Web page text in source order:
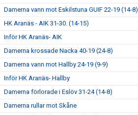
Damerna vann mot Eskilstuna GUIF 22-19 (14-8)
HK Aranäs - AIK 31-30. (14-15)
Inför HK Aranäs- AIK
Damerna krossade Nacka 40-19 (24-8)
Damerna vann mot Hallby 24-19 (9-9)
Inför HK Aranäs- Hallby
Damerna förlorade i Eslöv 31-24 (14-8)
Damerna rullar mot Skåne